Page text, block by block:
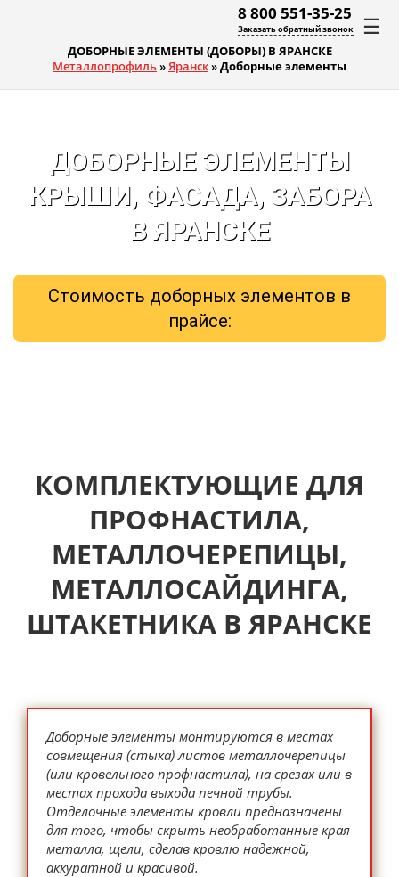
ДОБОРНЫЕ ЭЛЕМЕНТЫ (ДОБОРЫ) В ЯРАНСКЕ
Металлопрофиль»Яранск»Доборные элементы
8 800 551-35-25
Заказать обратный звонок ☰
ДОБОРНЫЕ ЭЛЕМЕНТЫ
КРЫШИ, ФАСАДА, ЗАБОРА
В ЯРАНСКЕ
Стоимость доборных элементов в
прайсе:
КОМПЛЕКТУЮЩИЕ ДЛЯ
ПРОФНАСТИЛА,
МЕТАЛЛОЧЕРЕПИЦЫ,
МЕТАЛЛОСАЙДИНГА,
ШТАКЕТНИКА В ЯРАНСКЕ
Доборные элементы монтируются в местах
совмещения (стыка) листов металлочерепицы
(или кровельного профнастила), на срезах или в
местах прохода выхода печной трубы.
Отделочные элементы кровли предназначены
для того, чтобы скрыть необработанные края
металла, щели, сделав кровлю надежной,
аккуратной и красивой.